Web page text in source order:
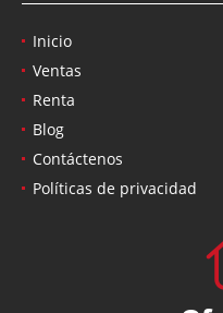
Inicio
Ventas
Renta
Blog
Contáctenos
Políticas de privacidad